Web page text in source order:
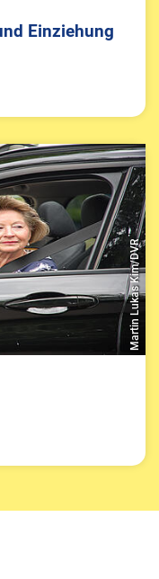
Einziehung
Martin Lukas Kim/DVR